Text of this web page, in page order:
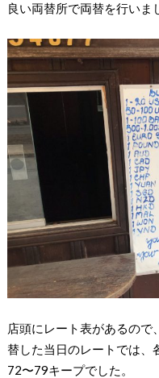
良い両替所で両替を行いま
店頭にレート表があるので
替した当日のレートでは、
72〜79キープでした。